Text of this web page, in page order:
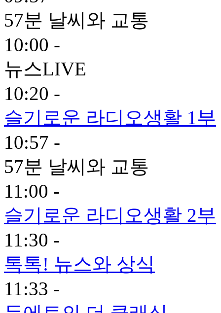
57분 날씨와 교통
10:00 -
뉴스LIVE
10:20 -
슬기로운 라디오생활 1부
10:57 -
57분 날씨와 교통
11:00 -
슬기로운 라디오생활 2부
11:30 -
톡톡! 뉴스와 상식
11:33 -